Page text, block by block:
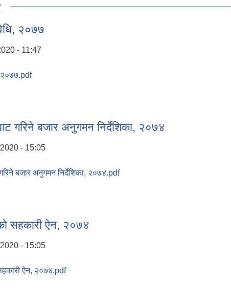
२०७७
- 11:47
२०७७.pdf
गरिने बजार अनुगमन निर्देशिका, २०७४
- 15:05
बजार अनुगमन निर्देशिका, २०७४.pdf
सहकारी ऐन, २०७४
- 15:05
ऐन, २०७४.pdf